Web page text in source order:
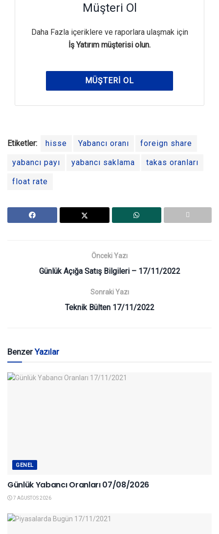
Müşteri Ol
Daha Fazla içeriklere ve raporlara ulaşmak için
İş Yatırım müşterisi olun.
MÜŞTERI OL
Etiketler: hisse Yabancı oranı foreign share
yabancı payı yabancı saklama takas oranları
float rate
Önceki Yazı
Günlük Açığa Satış Bilgileri – 17/11/2022
Sonraki Yazı
Teknik Bülten 17/11/2022
BenzerYazılar
GENEL
Günlük Yabancı Oranları 07/08/2026
7 AĞUSTOS 2026